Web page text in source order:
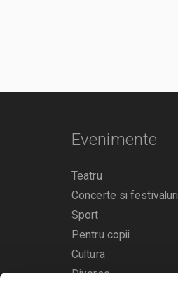
Evenimente
Teatru
Concerte si festivaluri
Sport
Pentru copii
Cultura
Diverse